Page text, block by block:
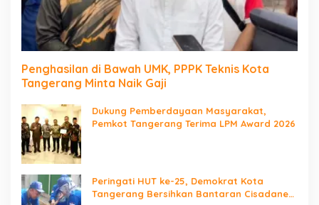
Penghasilan di Bawah UMK, PPPK Teknis Kota
Tangerang Minta Naik Gaji
Dukung Pemberdayaan Masyarakat,
Pemkot Tangerang Terima LPM Award 2026
Peringati HUT ke-25, Demokrat Kota
Tangerang Bersihkan Bantaran Cisadane